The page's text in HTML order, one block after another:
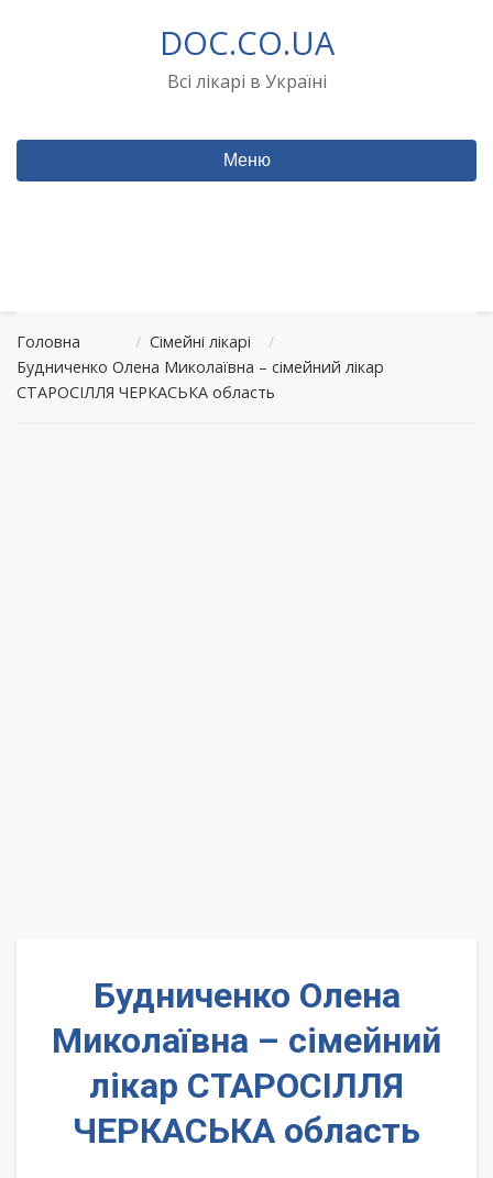
DOC.CO.UA
Всі лікарі в Україні
Меню
Головна / Сімейні лікарі
/
Будниченко Олена Миколаївна – сімейний лікар
СТАРОСІЛЛЯ ЧЕРКАСЬКА область
Будниченко Олена
Миколаївна – сімейний
лікар СТАРОСІЛЛЯ
ЧЕРКАСЬКА область